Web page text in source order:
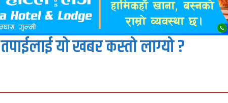
तपाईलाई यो खबर कस्तो लाग्यो ?